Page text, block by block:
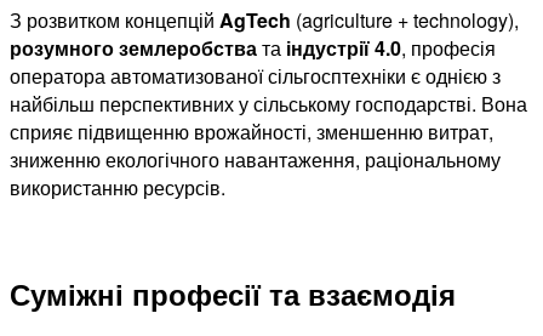
З розвитком концепцій AgTech (agriculture + technology),
розумного землеробствата індустрії 4.0, професія
оператора автоматизованої сільгосптехніки є однією з
найбільш перспективних у сільському господарстві. Вона
сприяє підвищенню врожайності, зменшенню витрат,
зниженню екологічного навантаження, раціональному
використанню ресурсів.
Суміжні професії та взаємодія